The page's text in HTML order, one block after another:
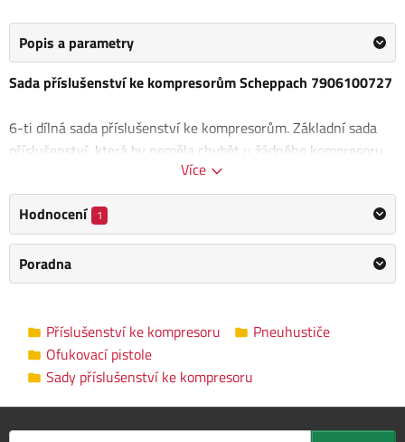
Popis a parametry
Sada příslušenství ke kompresorům Scheppach 7906100727
6-ti dílná sada příslušenství ke kompresorům. Základní sada
příslušenství, která by neměla chybět u žádného kompresoru,
ofukovací pistole zaručí vyčištění či vysušení i hůře
přístupných míst, pistole s manometrem a gumovou ochranou
duální stupnicí (bar/PSI) a výpustným tlačítkem. Nástroje ze
slitin kovů jsou vybaveny rychlospojkami.
Obsah balení:
Pistole s manometrem
Spirálová hadice: 5 m
3 různé druhy trysek pro různé druhy ventilů
Kategorie Sady příslušenství ke kompresoru
Více
Hodnocení 1
Poradna
Příslušenství ke kompresoru
Pneuhustiče
Ofukovací pistole
Sady příslušenství ke kompresoru